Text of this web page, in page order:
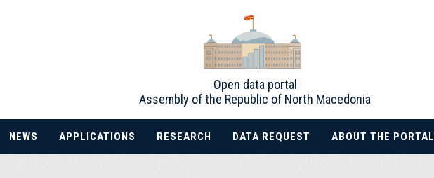
Open data portal
Assembly of the Republic of North Macedonia
NEWS APPLICATIONS RESEARCH DATA REQUEST ABOUT THE PORTAL